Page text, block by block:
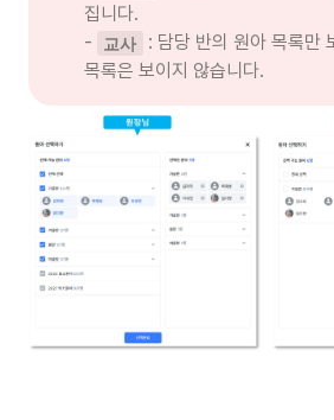
집니다.
-
교사
: 담당 반의 원아 목록만
목록은 보이지 않습니다.